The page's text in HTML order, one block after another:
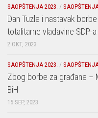
SAOPŠTENJA 2023. /
Dan Tuzle i nastavak
totalitarne vladavine SDP-
2 OKT, 2023
SAOPŠTENJA 2023. /
Zbog borbe za građane –
BiH
15 SEP, 2023